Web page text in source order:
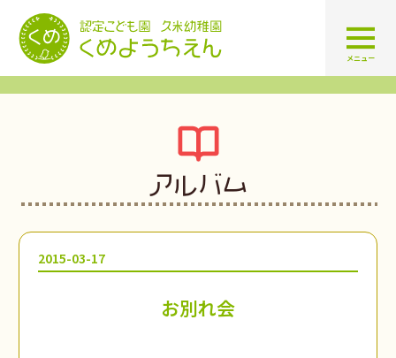
認定こども園 学校法人久米幼
メニュー
アルバム
2015-03-17
お別れ会